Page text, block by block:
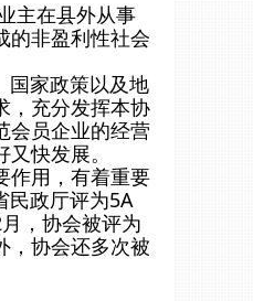
主在县外从事
的非盈利性社会
家政策以及地
，充分发挥本协
会员企业的经营
快发展。
作用，有着重要
民政厅评为5A
，协会被评为
，协会还多次被